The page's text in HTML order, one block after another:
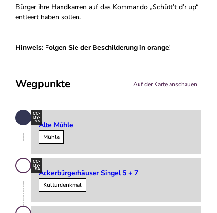
Bürger ihre Handkarren auf das Kommando „Schütt’t d’r up“
entleert haben sollen.
Hinweis: Folgen Sie der Beschilderung in orange!
Wegpunkte Auf der Karte anschauen
CC-
BY-
SAAlte Mühle
Mühle
CC-
BY-
SAAckerbürgerhäuser Singel 5 + 7
Kulturdenkmal